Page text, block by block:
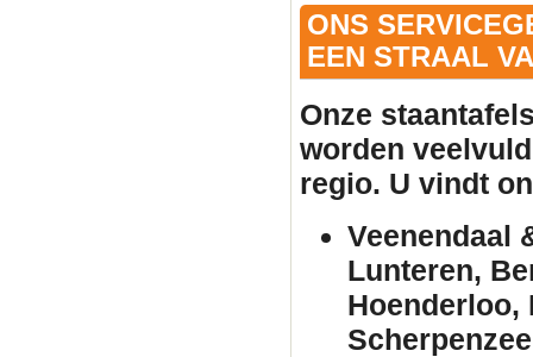
ONS
EEN STRAAL
Onze
worden
regio. U vindt
Veenendaal
Lunteren,
Hoenderloo,